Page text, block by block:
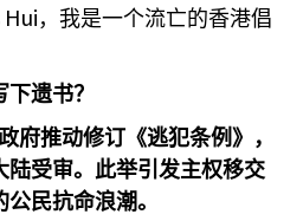
Hui，我是一个流亡的香港倡
遗书？
府推动修订《逃犯条例》，
陆受审。此举引发主权移交
民抗命浪潮。